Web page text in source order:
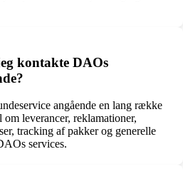
kontakte DAOs
angående en lang række
om leverancer, reklamationer,
tracking af pakker og generelle
services.